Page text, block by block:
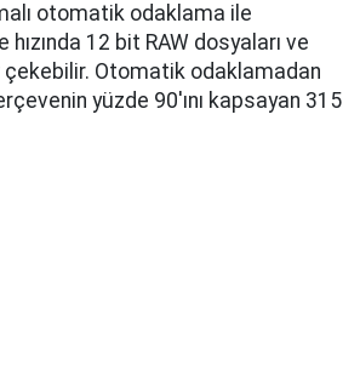
otomatik odaklama ile
12 bit RAW dosyaları ve
çekebilir. Otomatik odaklamadan
yüzde 90'ını kapsayan 315